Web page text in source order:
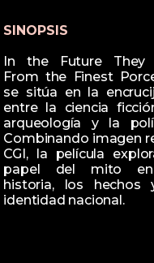
SINOPSIS
In the Future They
From the Finest
se sitúa en la
entre la ciencia
arqueología y la
Combinando imagen
CGI, la película
papel del mito
historia, los hechos
identidad nacional.